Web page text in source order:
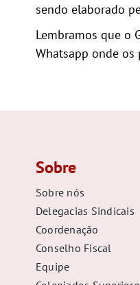
sendo elaborado
Lembramos que o
Whatsapp onde
Sobre
Sobre nós
Delegacias Sindicais
Coordenação
Conselho Fiscal
Equipe